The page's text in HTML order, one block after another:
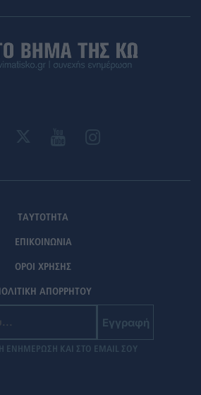
ΤΑΥΤΟΤΗΤΑ
ΕΠΙΚΟΙΝΩΝΙΑ
ΟΡΟΙ ΧΡΗΣΗΣ
ΑΠΟΡΡΗΤΟΥ
Εγγραφή
ΕΝΗΜΕΡΩΣΗ ΚΑΙ ΣΤΟ EMAIL ΣΟΥ